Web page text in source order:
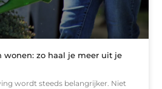
wonen: zo haal je meer uit je
wordt steeds belangrijker. Niet